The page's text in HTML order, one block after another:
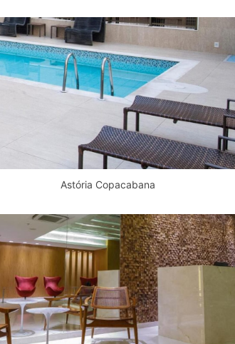
Astória Copacabana